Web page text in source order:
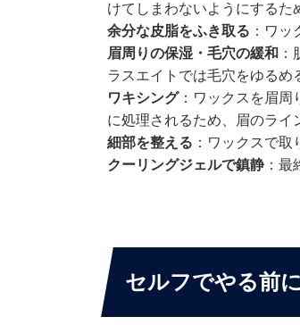
けてしまわないようにするた
余分な皮脂をふき取る ：ワ
眉周りの保湿・毛穴の緩和
ラスエイトでは毛穴をゆる
ワキシング：ワックスを眉周
に処理されるため、眉のライ
細部を整える ：ワックスで
クーリングジェルで鎮静：最
セルフでやる前